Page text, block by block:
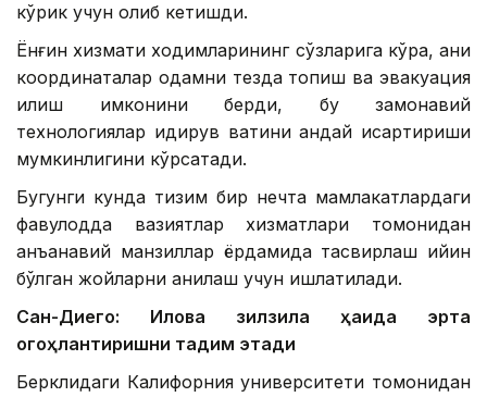
кўрик учун олиб кетишди.
Ёнғин хизмати ходимларининг сўзларига кўра, аниқ
координаталар одамни тезда топиш ва эвакуация
қилиш имконини берди, бу замонавий
технологиялар қидирув вақтини қандай қисқартириши
мумкинлигини кўрсатади.
Бугунги кунда тизим бир нечта мамлакатлардаги
фавқулодда вазиятлар хизматлари томонидан
анъанавий манзиллар ёрдамида тасвирлаш қийин
бўлган жойларни аниқлаш учун ишлатилади.
Сан-Диего: Илова зилзила ҳақида эрта
огоҳлантиришни тақдим этади
Берклидаги Калифорния университети томонидан